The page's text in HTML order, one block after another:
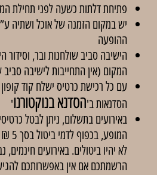
פתיחת דלתות כשעה לפני תחילת
יש במקום הזמנה של אוכל ושתיה
ההופעה
הישיבה סביב שולחנות ובר, וסידור
המקום (אין התחייבות לישיבה
הסדנאות ב'הסדנא בנוקטורנו'
לא יהיו ביטולים. באירועים
הרשמתכם אם אין באפשרותכם